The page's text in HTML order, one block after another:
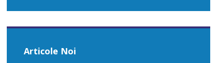
Articole Noi